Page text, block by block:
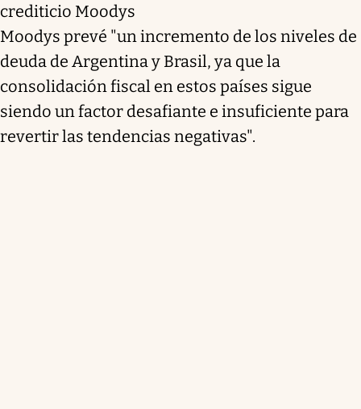
crediticio Moodys
Moodys prevé "un incremento de los niveles de
deuda de Argentina y Brasil, ya que la
consolidación fiscal en estos países sigue
siendo un factor desafiante e insuficiente para
revertir las tendencias negativas".